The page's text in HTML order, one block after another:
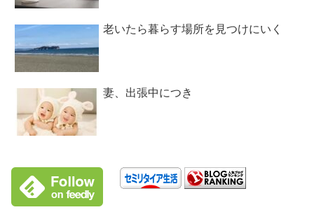
老いたら暮らす場所を見つけにいく
妻、出張中につき